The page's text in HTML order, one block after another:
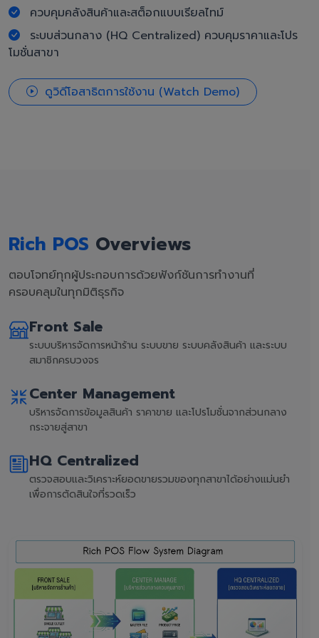
ควบคุมคลังสินค้าและสต็อกแบบเรียลไทม์
ระบบส่วนกลาง (HQ Centralized) ควบคุมราคาและโปร
โมชั่นสาขา
ดูวิดีโอสาธิตการใช้งาน (Watch Demo)
Rich POS Overviews
ตอบโจทย์ทุกผู้ประกอบการด้วยฟังก์ชันการทำงานที่
ครอบคลุมในทุกมิติธุรกิจ
Front Sale
ระบบบริหารจัดการหน้าร้าน ระบบขาย ระบบคลังสินค้า และระบบ
สมาชิกครบวงจร
Center Management
บริหารจัดการข้อมูลสินค้า ราคาขาย และโปรโมชั่นจากส่วนกลาง
กระจายสู่สาขา
HQ Centralized
ตรวจสอบและวิเคราะห์ยอดขายรวมของทุกสาขาได้อย่างแม่นยำ
เพื่อการตัดสินใจที่รวดเร็ว